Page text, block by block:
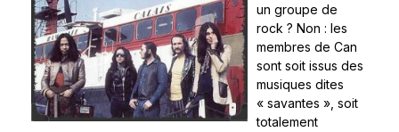
un groupe de
rock ? Non : les
membres de Can
sont soit issus des
musiques dites
« savantes », soit
totalement